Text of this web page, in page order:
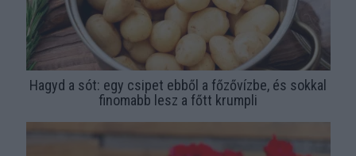
Hagyd a sót: egy csipet ebből a főzővízbe, és sokkal
finomabb lesz a főtt krumpli